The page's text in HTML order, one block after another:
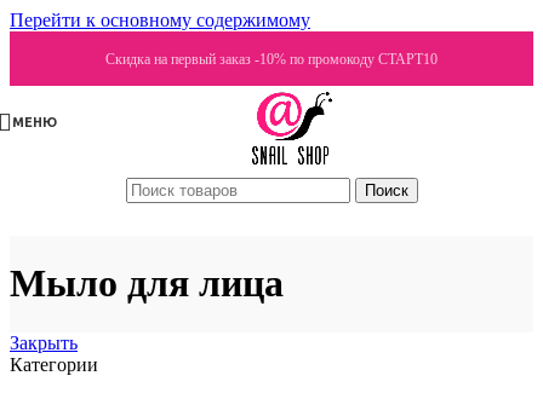
Перейти к основному содержимому
Скидка на первый заказ -10% по промокоду СТАРТ10
МЕНЮ
Поиск
Мыло для лица
Закрыть
Категории